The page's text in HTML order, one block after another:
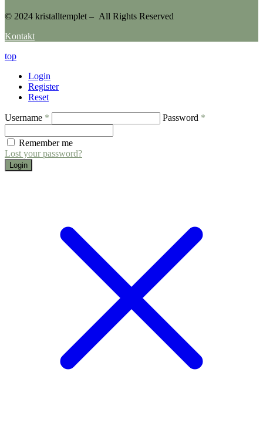
© 2024 kristalltemplet – All Rights Reserved
Kontakt
top
Login
Register
Reset
Username * Password *
Remember me
Lost your password?
Login